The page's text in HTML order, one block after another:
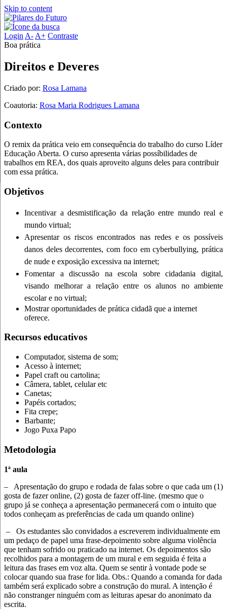
Skip to content
Login A- A+ Contraste
Boa prática
Direitos e Deveres
Criado por: Rosa Lamana
Coautoria: Rosa Maria Rodrigues Lamana
Contexto
O remix da prática veio em consequência do trabalho do curso Líder
Educação Aberta. O curso apresenta várias possíbilidades de
trabalhos em REA, dos quais aproveito alguns deles para contribuir
com essa prática.
Objetivos
Incentivar a desmistificação da relação entre mundo real e
mundo virtual;
Apresentar os riscos encontrados nas redes e os possíveis
danos deles decorrentes, com foco em cyberbullying, prática
de nude e exposição excessiva na internet;
Fomentar a discussão na escola sobre cidadania digital,
visando melhorar a relação entre os alunos no ambiente
escolar e no virtual;
Mostrar oportunidades de prática cidadã que a internet
oferece.
Recursos educativos
Computador, sistema de som;
Acesso à internet;
Papel craft ou cartolina;
Câmera, tablet, celular etc
Canetas;
Papéis cortados;
Fita crepe;
Barbante;
Jogo Puxa Papo
Metodologia
1ª aula
– Apresentação do grupo e rodada de falas sobre o que cada um (1)
gosta de fazer online, (2) gosta de fazer off-line. (mesmo que o
grupo já se conheça a apresentação permanecerá com o intuito que
todos conheçam as preferências de cada um quando online)
– Os estudantes são convidados a escreverem individualmente em
um pedaço de papel uma frase-depoimento sobre alguma violência
que tenham sofrido ou praticado na internet. Os depoimentos são
recolhidos para a montagem de um mural e em seguida é feita a
leitura das frases em voz alta. Quem se sentir à vontade pode se
colocar quando sua frase for lida. Obs.: Quando a comanda for dada
também será explicado sobre a construção do mural. A intenção é
não constranger ninguém com as leituras apesar do anonimato da
escrita.